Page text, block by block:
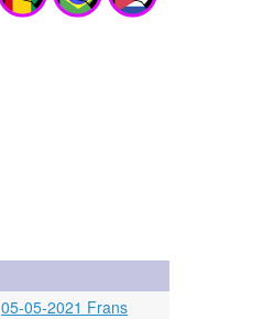
05-05-2021 Frans